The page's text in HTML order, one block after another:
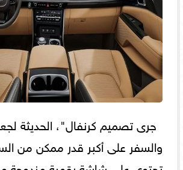
جرى تصميم كرنفال"، الحديثة
والسفر على أكبر قدر ممكن من